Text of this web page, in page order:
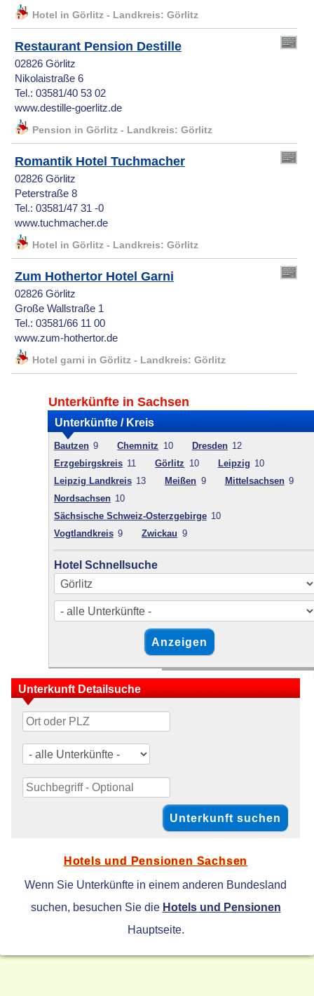
Hotel in Görlitz - Landkreis: Görlitz
Restaurant Pension Destille
02826 Görlitz
Nikolaistraße 6
Tel.: 03581/40 53 02
www.destille-goerlitz.de
Pension in Görlitz - Landkreis: Görlitz
Romantik Hotel Tuchmacher
02826 Görlitz
Peterstraße 8
Tel.: 03581/47 31 -0
www.tuchmacher.de
Hotel in Görlitz - Landkreis: Görlitz
Zum Hothertor Hotel Garni
02826 Görlitz
Große Wallstraße 1
Tel.: 03581/66 11 00
www.zum-hothertor.de
Hotel garni in Görlitz - Landkreis: Görlitz
Unterkünfte in Sachsen
Unterkünfte / Kreis
Bautzen 9 Chemnitz 10 Dresden 12
Erzgebirgskreis 11 Görlitz 10 Leipzig 10
Leipzig Landkreis 13 Meißen 9 Mittelsachsen 9
Nordsachsen 10
Sächsische Schweiz-Osterzgebirge 10
Vogtlandkreis 9 Zwickau 9
Hotel Schnellsuche
Unterkunft Detailsuche
Hotels und Pensionen Sachsen
Wenn Sie Unterkünfte in einem anderen Bundesland
suchen, besuchen Sie die Hotels und Pensionen
Hauptseite.